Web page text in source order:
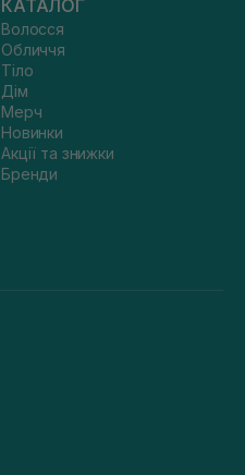
КАТАЛОГ
Волосся
Обличчя
Тіло
Дім
Мерч
Новинки
Акції та знижки
Бренди